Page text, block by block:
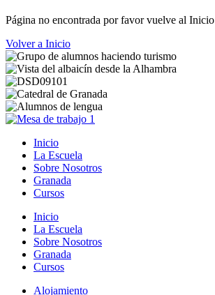
Página no encontrada por favor vuelve al Inicio
Volver a Inicio
Inicio
La Escuela
Sobre Nosotros
Granada
Cursos
Inicio
La Escuela
Sobre Nosotros
Granada
Cursos
Alojamiento